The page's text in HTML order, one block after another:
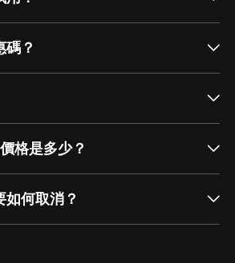
碼？
格是多少？
如何取消？